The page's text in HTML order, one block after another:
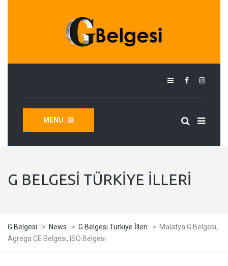
MENU
G BELGESI TÜRKIYE İLLERI
G Belgesi > News > G Belgesi Türkiye İlleri > Malatya G Belgesi,
Agrega CE Belgesi, ISO Belgesi